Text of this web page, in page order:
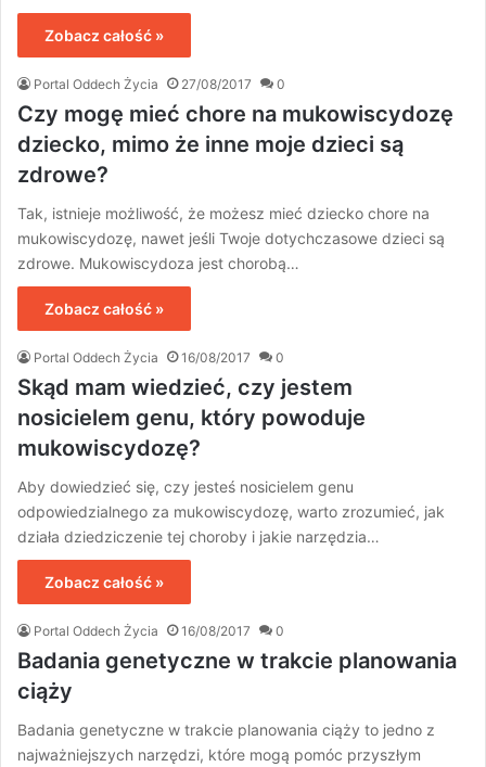
Zobacz całość »
Portal Oddech Życia 27/08/2017 0
Czy mogę mieć chore na mukowiscydozę
dziecko, mimo że inne moje dzieci są
zdrowe?
Tak, istnieje możliwość, że możesz mieć dziecko chore na
mukowiscydozę, nawet jeśli Twoje dotychczasowe dzieci są
zdrowe. Mukowiscydoza jest chorobą…
Zobacz całość »
Portal Oddech Życia 16/08/2017 0
Skąd mam wiedzieć, czy jestem
nosicielem genu, który powoduje
mukowiscydozę?
Aby dowiedzieć się, czy jesteś nosicielem genu
odpowiedzialnego za mukowiscydozę, warto zrozumieć, jak
działa dziedziczenie tej choroby i jakie narzędzia…
Zobacz całość »
Portal Oddech Życia 16/08/2017 0
Badania genetyczne w trakcie planowania
ciąży
Badania genetyczne w trakcie planowania ciąży to jedno z
najważniejszych narzędzi, które mogą pomóc przyszłym